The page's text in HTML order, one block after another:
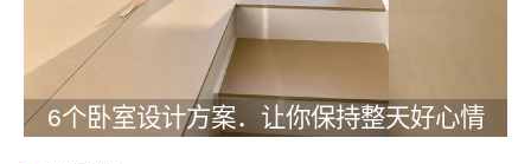
6个卧室设计方案．让你保持整天好心情